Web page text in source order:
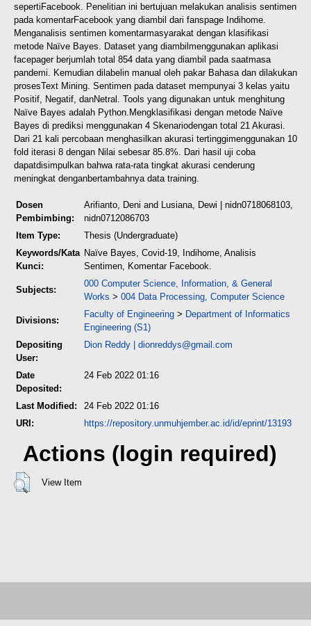
sepertiFacebook. Penelitian ini bertujuan melakukan analisis sentimen
pada komentarFacebook yang diambil dari fanspage Indihome.
Menganalisis sentimen komentarmasyarakat dengan klasifikasi
metode Naïve Bayes. Dataset yang diambilmenggunakan aplikasi
facepager berjumlah total 854 data yang diambil pada saatmasa
pandemi. Kemudian dilabelin manual oleh pakar Bahasa dan dilakukan
prosesText Mining. Sentimen pada dataset mempunyai 3 kelas yaitu
Positif, Negatif, danNetral. Tools yang digunakan untuk menghitung
Naïve Bayes adalah Python. Mengklasifikasi dengan metode Naïve
Bayes di prediksi menggunakan 4 Skenariodengan total 21 Akurasi.
Dari 21 kali percobaan menghasilkan akurasi tertinggimenggunakan 10
fold iterasi 8 dengan Nilai sebesar 85.8%. Dari hasil uji coba
dapatdisimpulkan bahwa rata-rata tingkat akurasi cenderung
meningkat denganbertambahnya data training.
Dosen
Pembimbing:
Arifianto, Deni and Lusiana, Dewi | nidn0718068103,
nidn0712086703
Item Type:
Thesis (Undergraduate)
Keywords/Kata
Kunci:
Naïve Bayes, Covid-19, Indihome, Analisis
Sentimen, Komentar Facebook.
Subjects:
000 Computer Science, Information, & General
Works > 004 Data Processing, Computer Science
Divisions:
Faculty of Engineering > Department of Informatics
Engineering (S1)
Depositing
User:
Dion Reddy | dionreddys@gmail.com
Date
Deposited:
24 Feb 2022 01:16
Last Modified:
24 Feb 2022 01:16
URI:
https://repository.unmuhjember.ac.id/id/eprint/13193
Actions (login required)
View Item